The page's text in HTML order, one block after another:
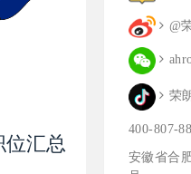
位汇总
@
荣
400-807-
安徽省合